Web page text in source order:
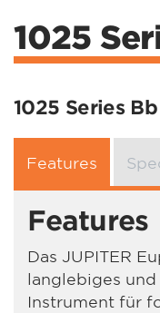
1025
1025 Series
Features
Features
Das JUPITER
langlebiges
Instrument für